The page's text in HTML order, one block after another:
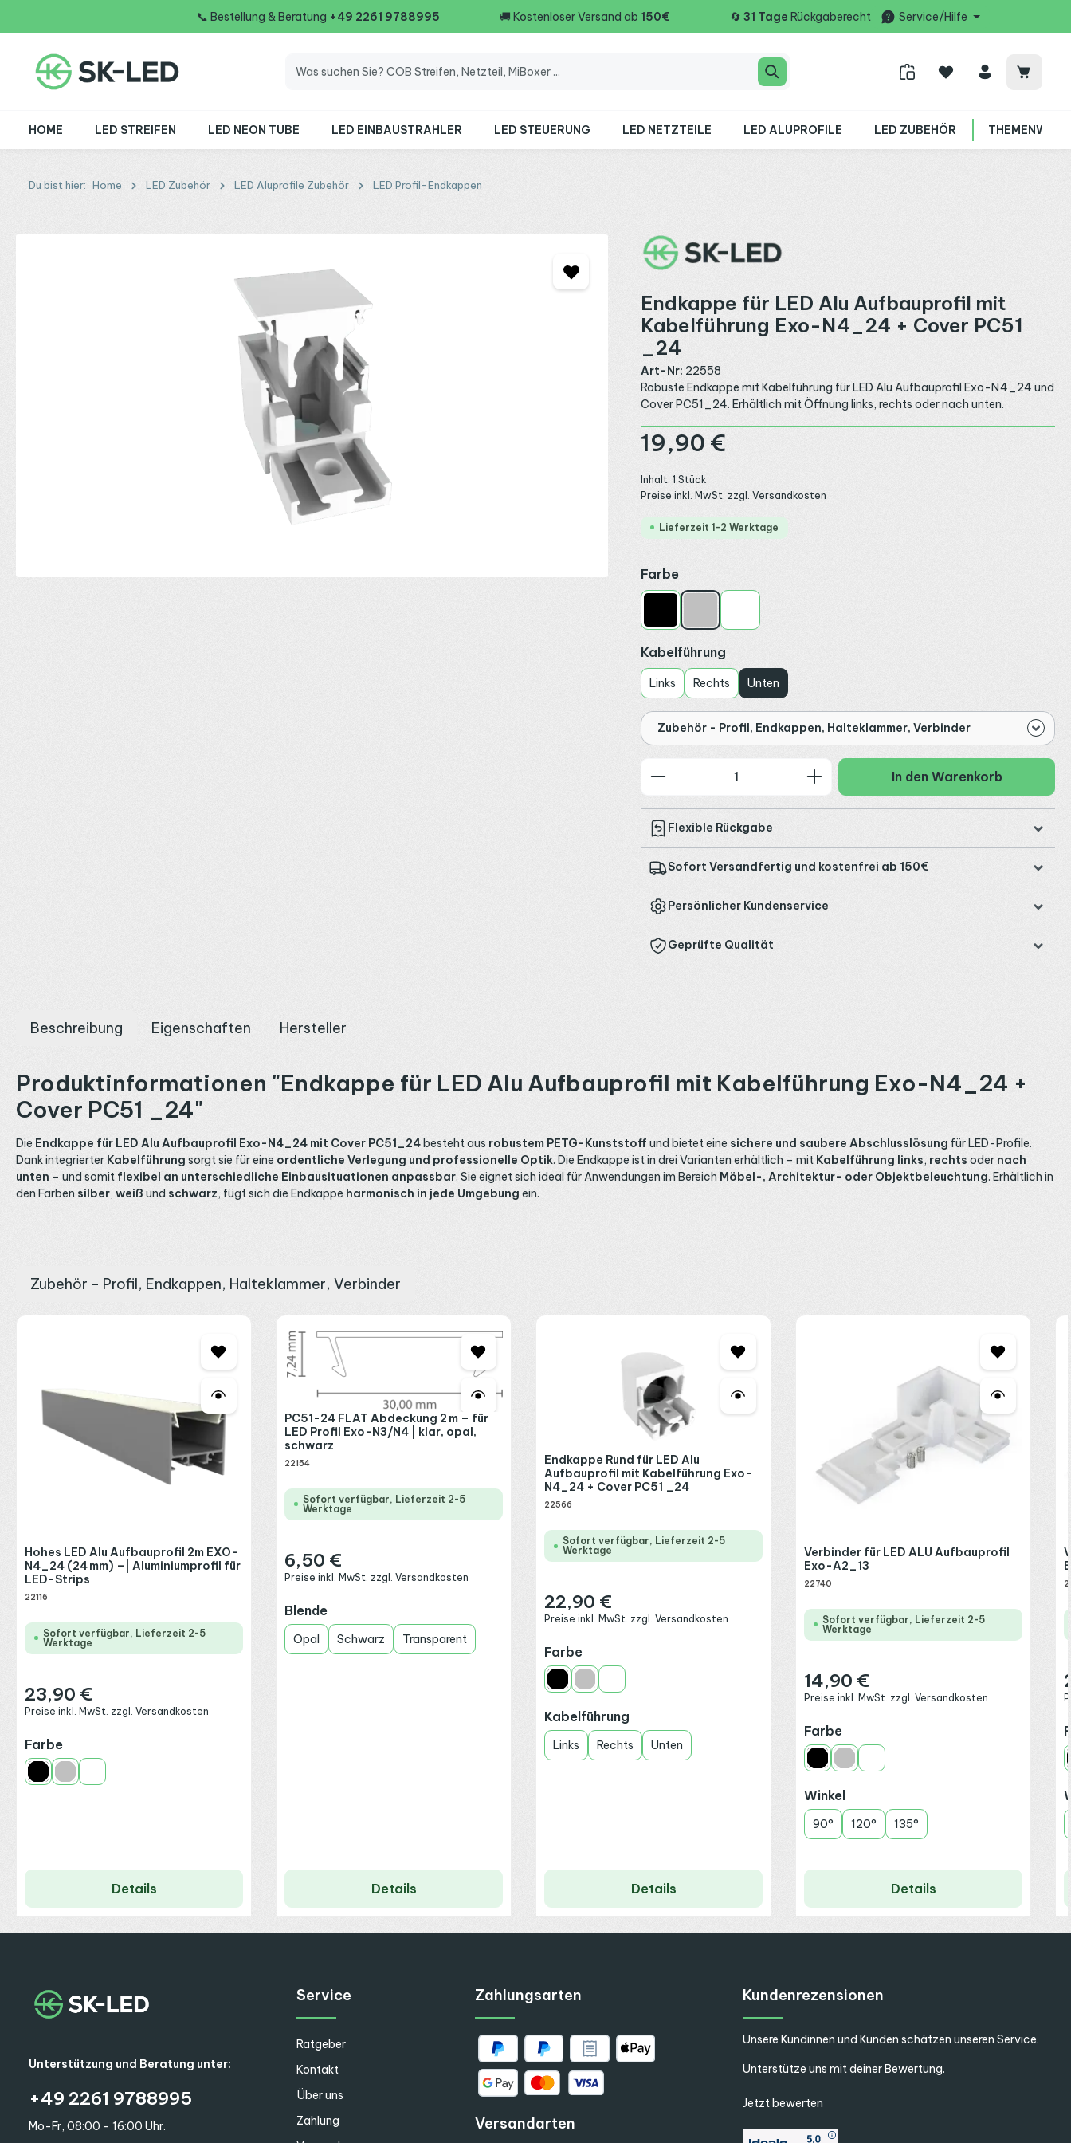
📞 Bestellung & Beratung +49 2261 9788995 🚚 Kostenloser Versand ab 150€ 🔄 31 Tage Rückgaberecht Service/Hilfe
HOME LED STREIFEN LED NEON TUBE LED EINBAUSTRAHLER LED STEUERUNG LED NETZTEILE LED ALUPROFILE LED ZUBEHÖR
Du bist hier: Home LED Zubehör LED Aluprofile Zubehör LED Profil-Endkappen
Endkappe für LED Alu Aufbauprofil mit
Kabelführung Exo-N4_24 + Cover PC51
_24
Art-Nr: 22558
Robuste Endkappe mit Kabelführung für LED Alu Aufbauprofil Exo-N4_24 und
Cover PC51_24. Erhältlich mit Öffnung links, rechts oder nach unten.
Regulärer Preis:
19,90 €
Inhalt: 1 Stück
Preise inkl. MwSt. zzgl. Versandkosten
Lieferzeit 1-2 Werktage
Farbeauswählen
Kabelführung
Links Rechts Unten
Zubehör - Profil, Endkappen, Halteklammer, Verbinder
Produkt Anzahl: Gib den gewünschten Wert
In den Warenkorb
Flexible Rückgabe
Sofort Versandfertig und kostenfrei ab 150€
Persönlicher Kundenservice
Geprüfte Qualität
Beschreibung Eigenschaften Hersteller
Produktinformationen "Endkappe für LED Alu Aufbauprofil mit Kabelführung Exo-N4_24 +
Cover PC51 _24"
Die Endkappe für LED Alu Aufbauprofil Exo-N4_24 mit Cover PC51_24besteht aus robustem PETG-Kunststoff und bietet eine sichere und saubere Abschlusslösung für LED-Profile.
Dank integrierter Kabelführung sorgt sie für eine ordentliche Verlegung und professionelle Optik. Die Endkappe ist in drei Varianten erhältlich – mit Kabelführung links, rechts oder nach
unten – und somit flexibel an unterschiedliche Einbausituationen anpassbar. Sie eignet sich ideal für Anwendungen im Bereich Möbel-, Architektur- oder Objektbeleuchtung. Erhältlich in
den Farben silber, weiß und schwarz, fügt sich die Endkappe harmonisch in jede Umgebung ein.
Zubehör - Profil, Endkappen, Halteklammer, Verbinder
Produktgalerie überspringen
Hohes LED Alu Aufbauprofil 2m EXO-
N4_24 (24 mm) –| Aluminiumprofil für
LED-Strips
22116
Sofort verfügbar, Lieferzeit 2-5
Werktage
Regulärer Preis:
23,90 €
Preise inkl. MwSt. zzgl. Versandkosten
Farbeauswählen
Schwarz
Silber Weiß
Details
PC51-24 FLAT Abdeckung 2 m – für
LED Profil Exo-N3/N4 | klar, opal,
schwarz
22154
Sofort verfügbar, Lieferzeit 2-5
Werktage
Regulärer Preis:
6,50 €
Preise inkl. MwSt. zzgl. Versandkosten
Blendeauswählen
Opal Schwarz Transparent
Details
Endkappe Rund für LED Alu
Aufbauprofil mit Kabelführung Exo-
N4_24 + Cover PC51 _24
22566
Sofort verfügbar, Lieferzeit 2-5
Werktage
Regulärer Preis:
22,90 €
Preise inkl. MwSt. zzgl. Versandkosten
Farbeauswählen
Schwarz
SilberWeiß
Kabelführung
Links Rechts Unten
Details
Verbinder für LED ALU Aufbauprofil
Exo-A2_13
22740
Sofort verfügbar, Lieferzeit 2-5
Werktage
Regulärer Preis:
14,90 €
Preise inkl. MwSt. zzgl. Versandkosten
Farbeauswählen
Schwarz
Silber Weiß
Winkelauswählen
90° 120° 135°
Details
Unterstützung und Beratung unter:
+49 2261 9788995
Mo-Fr, 08:00 - 16:00 Uhr.
Service
Ratgeber
Kontakt
Über uns
Zahlung
Zahlungsarten
Versandarten
Kundenrezensionen
Unsere Kundinnen und Kunden schätzen unseren Service.
Unterstütze uns mit deiner Bewertung.
Jetzt bewerten